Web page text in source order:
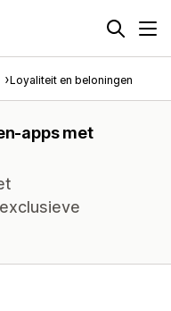
Loyaliteit en beloningen
apps met